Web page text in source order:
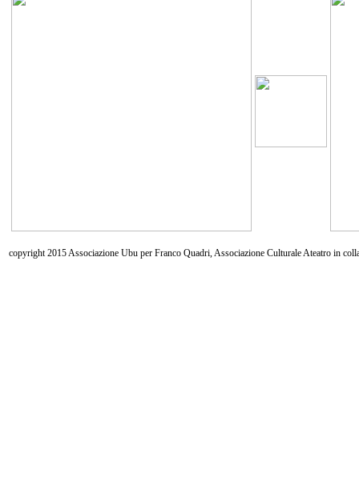
copyright 2015 Associazione Ubu per Franco Quadri, Associazione Culturale Ateatro in